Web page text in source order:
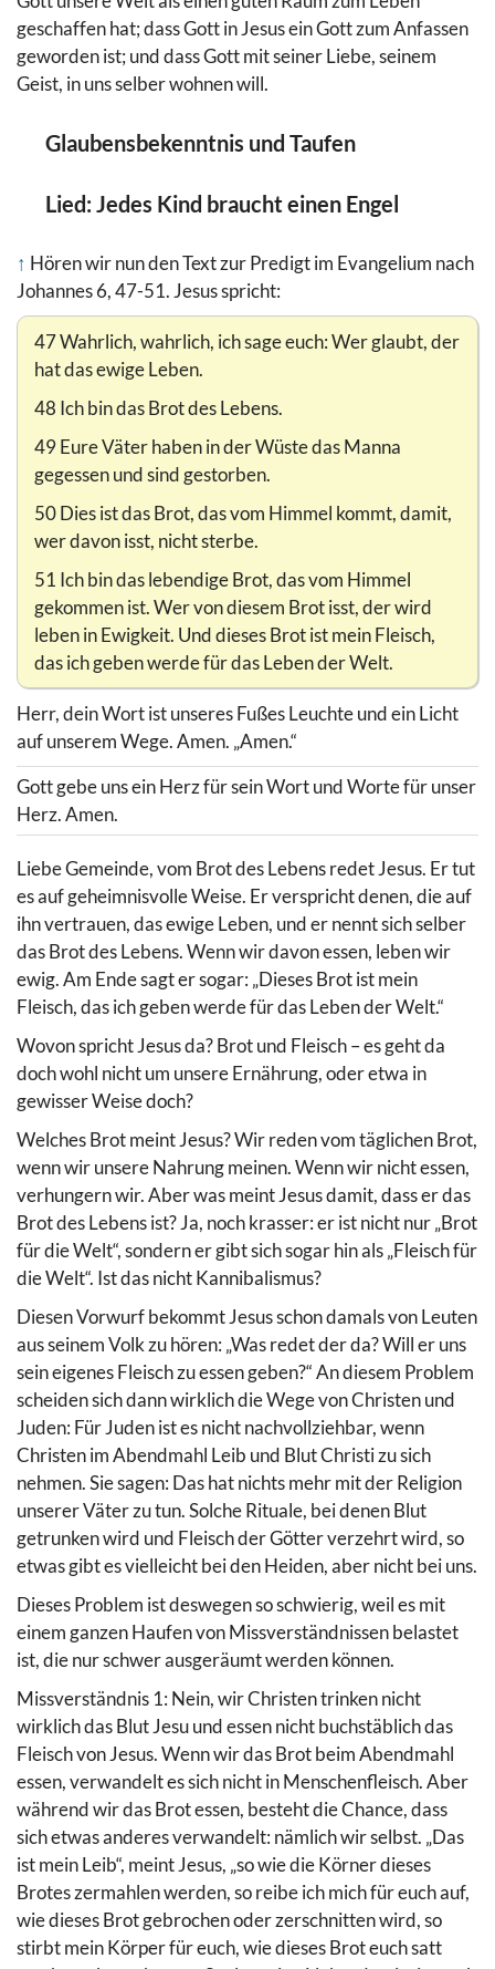
geschaffen hat; dass Gott in Jesus ein Gott zum Anfassen
geworden ist; und dass Gott mit seiner Liebe, seinem
Geist, in uns selber wohnen will.
Glaubensbekenntnis und Taufen
Lied: Jedes Kind braucht einen Engel
↑ Hören wir nun den Text zur Predigt im Evangelium nach
Johannes 6, 47-51. Jesus spricht:
47 Wahrlich, wahrlich, ich sage euch: Wer glaubt, der
hat das ewige Leben.
48 Ich bin das Brot des Lebens.
49 Eure Väter haben in der Wüste das Manna
gegessen und sind gestorben.
50 Dies ist das Brot, das vom Himmel kommt, damit,
wer davon isst, nicht sterbe.
51 Ich bin das lebendige Brot, das vom Himmel
gekommen ist. Wer von diesem Brot isst, der wird
leben in Ewigkeit. Und dieses Brot ist mein Fleisch,
das ich geben werde für das Leben der Welt.
Herr, dein Wort ist unseres Fußes Leuchte und ein Licht
auf unserem Wege. Amen. „Amen.“
Gott gebe uns ein Herz für sein Wort und Worte für unser
Herz. Amen.
Liebe Gemeinde, vom Brot des Lebens redet Jesus. Er tut
es auf geheimnisvolle Weise. Er verspricht denen, die auf
ihn vertrauen, das ewige Leben, und er nennt sich selber
das Brot des Lebens. Wenn wir davon essen, leben wir
ewig. Am Ende sagt er sogar: „Dieses Brot ist mein
Fleisch, das ich geben werde für das Leben der Welt.“
Wovon spricht Jesus da? Brot und Fleisch – es geht da
doch wohl nicht um unsere Ernährung, oder etwa in
gewisser Weise doch?
Welches Brot meint Jesus? Wir reden vom täglichen Brot,
wenn wir unsere Nahrung meinen. Wenn wir nicht essen,
verhungern wir. Aber was meint Jesus damit, dass er das
Brot des Lebens ist? Ja, noch krasser: er ist nicht nur „Brot
für die Welt“, sondern er gibt sich sogar hin als „Fleisch für
die Welt“. Ist das nicht Kannibalismus?
Diesen Vorwurf bekommt Jesus schon damals von Leuten
aus seinem Volk zu hören: „Was redet der da? Will er uns
sein eigenes Fleisch zu essen geben?“ An diesem Problem
scheiden sich dann wirklich die Wege von Christen und
Juden: Für Juden ist es nicht nachvollziehbar, wenn
Christen im Abendmahl Leib und Blut Christi zu sich
nehmen. Sie sagen: Das hat nichts mehr mit der Religion
unserer Väter zu tun. Solche Rituale, bei denen Blut
getrunken wird und Fleisch der Götter verzehrt wird, so
etwas gibt es vielleicht bei den Heiden, aber nicht bei uns.
Dieses Problem ist deswegen so schwierig, weil es mit
einem ganzen Haufen von Missverständnissen belastet
ist, die nur schwer ausgeräumt werden können.
Missverständnis 1: Nein, wir Christen trinken nicht
wirklich das Blut Jesu und essen nicht buchstäblich das
Fleisch von Jesus. Wenn wir das Brot beim Abendmahl
essen, verwandelt es sich nicht in Menschenfleisch. Aber
während wir das Brot essen, besteht die Chance, dass
sich etwas anderes verwandelt: nämlich wir selbst. „Das
ist mein Leib“, meint Jesus, „so wie die Körner dieses
Brotes zermahlen werden, so reibe ich mich für euch auf,
wie dieses Brot gebrochen oder zerschnitten wird, so
stirbt mein Körper für euch, wie dieses Brot euch satt